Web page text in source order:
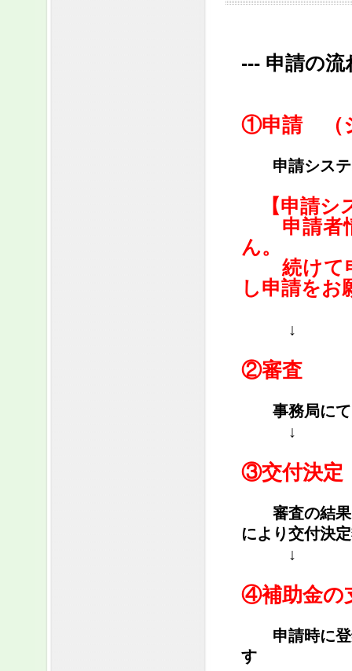
--- 申請の流
①申請 （
申請システ
【申請シ
申請者情
ん。
続けて申
し申請をお
↓
②審査
事務局にて
↓
③交付決定
審査の結果
により交付決
↓
④補助金の
申請時に登
す